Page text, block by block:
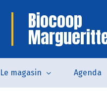
Biocoop
Le magasin Agenda